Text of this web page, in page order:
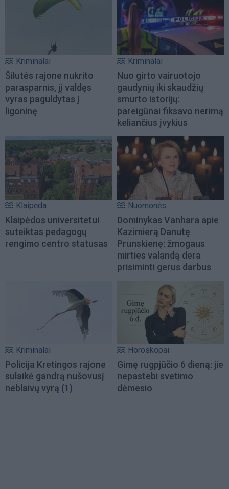
Kriminalai
Šilutės rajone nukrito
parasparnis, jį valdęs
vyras paguldytas į
ligoninę
Kriminalai
Nuo girto vairuotojo
gaudynių iki skaudžių
smurto istorijų:
pareigūnai fiksavo nerimą
keliančius įvykius
Klaipėda
Klaipėdos universitetui
suteiktas pedagogų
rengimo centro statusas
Nuomonės
Dominykas Vanhara apie
Kazimierą Danutę
Prunskienę: žmogaus
mirties valandą dera
prisiminti gerus darbus
Kriminalai
Policija Kretingos rajone
sulaikė gandrą nušovusį
neblaivų vyrą (1)
Horoskopai
Gimę rugpjūčio 6 dieną: jie
nepastebi svetimo
dėmesio